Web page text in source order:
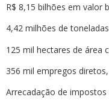
R$ 8,15 bilhões em valor
4,42 milhões de
125 mil hectares de área
356 mil empregos
Arrecadação de